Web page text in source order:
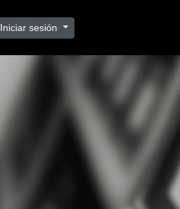
Iniciar sesión